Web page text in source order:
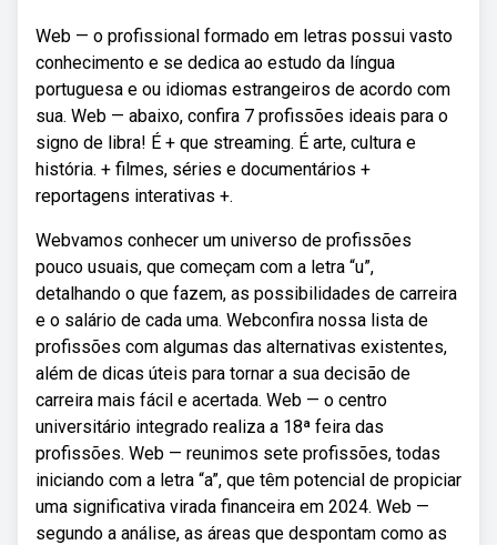
Web — o profissional formado em letras possui vasto
conhecimento e se dedica ao estudo da língua
portuguesa e ou idiomas estrangeiros de acordo com
sua. Web — abaixo, confira 7 profissões ideais para o
signo de libra! É + que streaming. É arte, cultura e
história. + filmes, séries e documentários +
reportagens interativas +.
Webvamos conhecer um universo de profissões
pouco usuais, que começam com a letra “u”,
detalhando o que fazem, as possibilidades de carreira
e o salário de cada uma. Webconfira nossa lista de
profissões com algumas das alternativas existentes,
além de dicas úteis para tornar a sua decisão de
carreira mais fácil e acertada. Web — o centro
universitário integrado realiza a 18ª feira das
profissões. Web — reunimos sete profissões, todas
iniciando com a letra “a”, que têm potencial de propiciar
uma significativa virada financeira em 2024. Web —
segundo a análise, as áreas que despontam como as